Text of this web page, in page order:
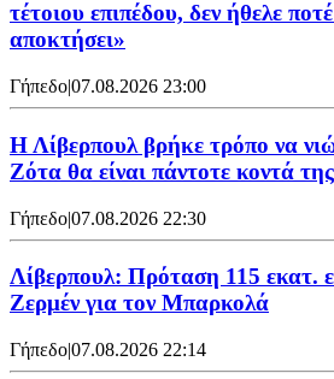
τέτοιου επιπέδου, δεν ήθελε
αποκτήσει»
Γήπεδο|07.08.2026 23:00
Η Λίβερπουλ βρήκε τρόπο να
Ζότα θα είναι πάντοτε κοντά
Γήπεδο|07.08.2026 22:30
Λίβερπουλ: Πρόταση 115 εκατ.
Ζερμέν για τον Μπαρκολά
Γήπεδο|07.08.2026 22:14